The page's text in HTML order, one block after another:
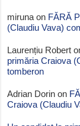
miruna on FĂRĂ
(Claudiu Vava)
Laurențiu Robert
primăria Craiova
tomberon
Adrian Dorin on
Craiova (Claudiu